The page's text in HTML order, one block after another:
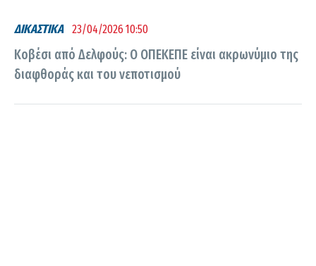
ΔΙΚΑΣΤΙΚΑ 23/04/2026 10:50
Κοβέσι από Δελφούς: Ο ΟΠΕΚΕΠΕ είναι ακρωνύμιο της
διαφθοράς και του νεποτισμού